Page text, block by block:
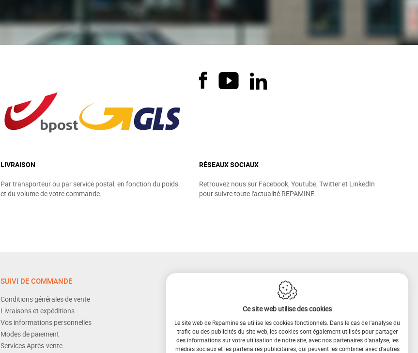
LIVRAISON
Par transporteur ou par service postal, en fonction du poids
et du volume de votre commande.
RÉSEAUX SOCIAUX
Retrouvez nous sur Facebook, Youtube, Twitter et LinkedIn
pour suivre toute l'actualité REPAMINE.
SUIVI DE COMMANDE
Conditions générales de vente
Livraisons et expéditions
Vos informations personnelles
Modes de paiement
Services Après-vente
Ce site web utilise des cookies
Le site web de Repamine sa utilise les cookies fonctionnels. Dans le cas de l'analyse du
trafic ou des publicités du site web, les cookies sont également utilisés pour partager
des informations sur votre utilisation de notre site, avec nos partenaires d'analyse, les
médias sociaux et les partenaires publicitaires, qui peuvent les combiner avec d'autres